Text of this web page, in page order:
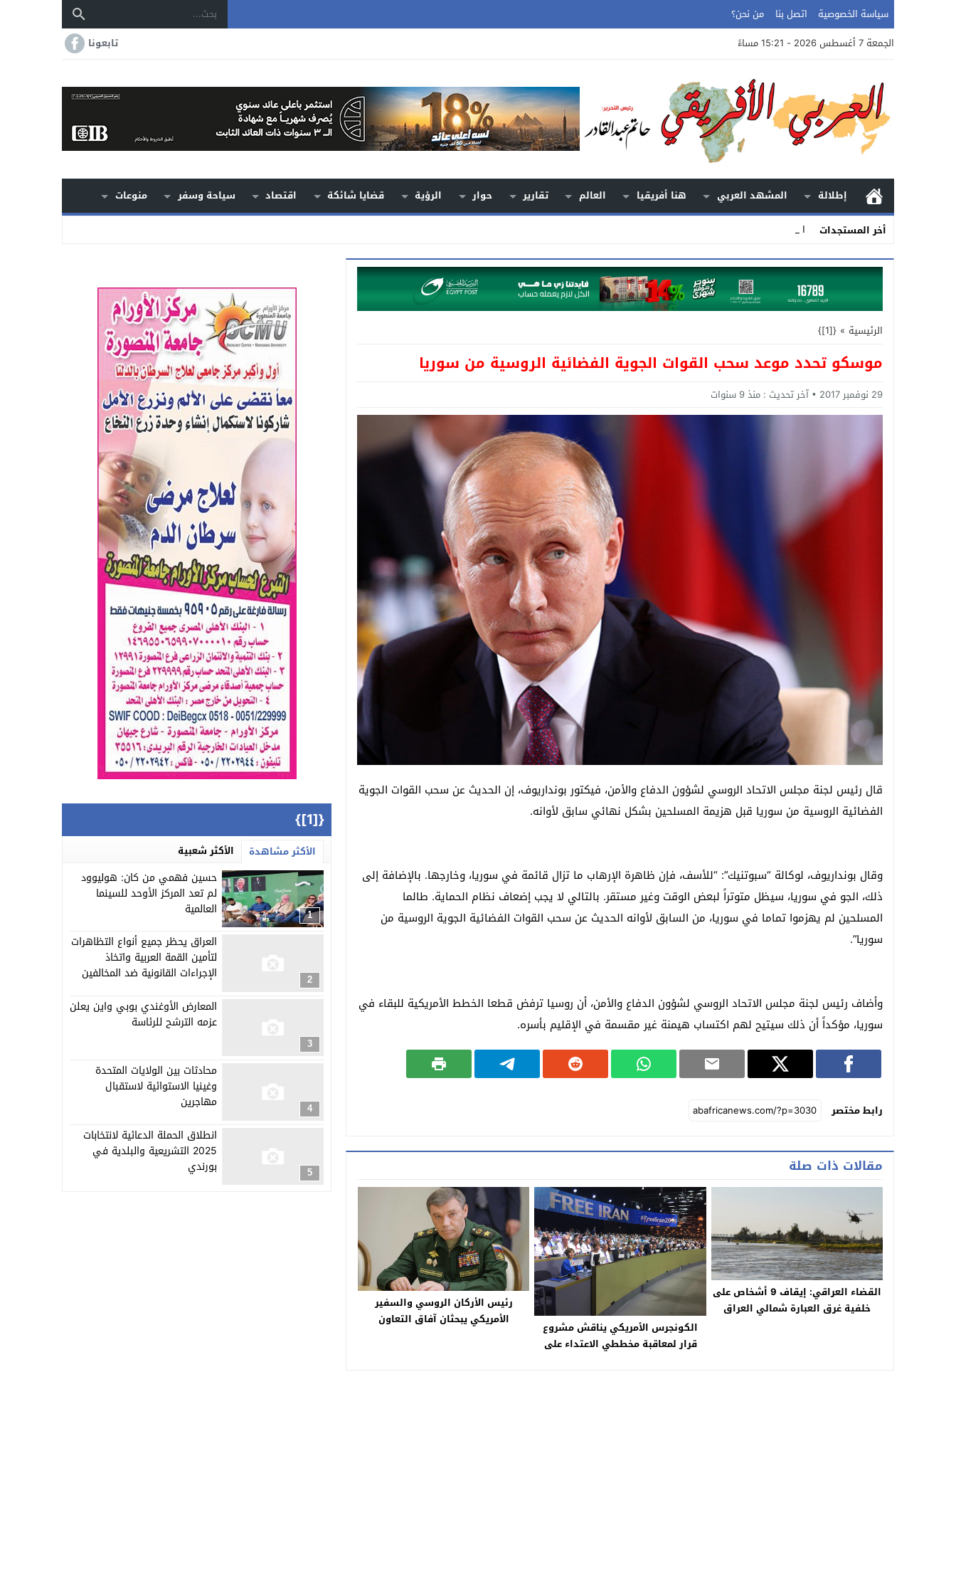
سياسة الخصوصية اتصل بنا
من نحن؟
الجمعة 7 أغسطس 2026 - 15:21 مساءً
تابعونا
إطلالة المشهد العربي هنا أفريقيا العالم تقارير حوار الرؤية قضايا شائكة اقتصاد سياحة وسفر
منوعات
أخر المستجدات
الأرض.. الح _
Stop
Previous
Next
الرئيسية »
{[1]}
موسكو تحدد موعد سحب القوات الجوية الفضائية الروسية من سوريا
29 نوفمبر 2017 آخر تحديث : منذ 9 سنوات
قال رئيس لجنة مجلس الاتحاد الروسي لشؤون الدفاع والأمن، فيكتور بونداريوف، إن الحديث عن سحب القوات الجوية
الفضائية الروسية من سوريا قبل هزيمة المسلحين بشكل نهائي سابق لأوانه.
وقال بونداريوف، لوكالة “سبوتنيك”: “للأسف، فإن ظاهرة الإرهاب ما تزال قائمة في سوريا، وخارجها. بالإضافة إلى
ذلك، الجو في سوريا، سيظل متوتراً لبعض الوقت وغير مستقر. بالتالي لا يجب إضعاف نظام الحماية. طالما
المسلحين لم يهزموا تماما في سوريا، من السابق لأوانه الحديث عن سحب القوات الفضائية الجوية الروسية من
سوريا”.
وأضاف رئيس لجنة مجلس الاتحاد الروسي لشؤون الدفاع والأمن، أن روسيا ترفض قطعا الخطط الأمريكية للبقاء في
سوريا، مؤكداً أن ذلك سيتيح لهم اكتساب هيمنة غير مقسمة في الإقليم بأسره.
رابط مختصر
مقالات ذات صلة
القضاء العراقي: إيقاف 9 أشخاص على
خلفية غرق العبارة شمالي العراق
الكونجرس الأمريكي يناقش مشروع
قرار لمعاقبة مخططي الاعتداء على
رئيس الأركان الروسي والسفير
الأمريكي يبحثان آفاق التعاون
{[1]}
الأكثر مشاهدة الأكثر شعبية
1
حسين فهمي من كان: هوليوود
لم تعد المركز الأوحد للسينما
العالمية
2
العراق يحظر جميع أنواع التظاهرات
لتأمين القمة العربية واتخاذ
الإجراءات القانونية ضد المخالفين
3
المعارض الأوغندي بوبي واين يعلن
عزمه الترشح للرئاسة
4
محادثات بين الولايات المتحدة
وغينيا الاستوائية لاستقبال
مهاجرين
5
انطلاق الحملة الدعائية لانتخابات
2025 التشريعية والبلدية في
بورندي